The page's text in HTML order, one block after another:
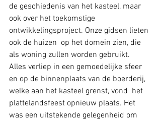
de geschiedenis van het kasteel, maar
ook over het toekomstige
ontwikkelingsproject. Onze gidsen lieten
ook de huizen  op het domein zien, die
als woning zullen worden gebruikt.
Alles verliep in een gemoedelijke sfeer
en op de binnenplaats van de boerderij,
welke aan het kasteel grenst, vond  het
plattelandsfeest opnieuw plaats. Het
was een uitstekende gelegenheid om